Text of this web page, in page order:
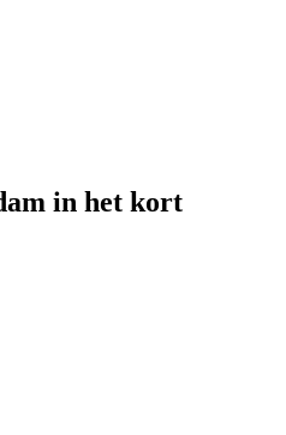
in het kort